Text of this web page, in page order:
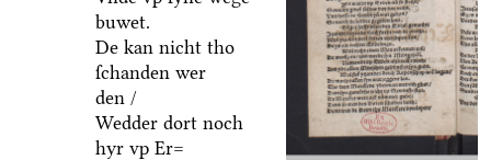
buwet.
De kan nicht tho
ſchanden wer
den /
Wedder dort noch
hyr vp Er=